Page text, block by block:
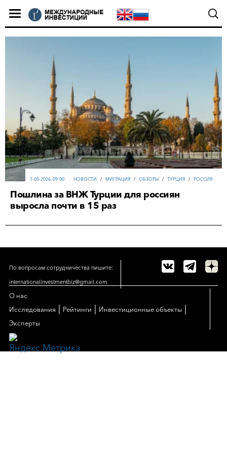
НОВОСТИ / МИГРАЦИЯ / ОБЗОРЫ / ТУРЦИЯ / РОССИЯ
1-05-2026, 09:00
Пошлина за ВНЖ Турции для россиян
выросла почти в 15 раз
По вопросам сотрудничества пишите:
internationalinvestmentbiz@gmail.com
О нас
Исследования
Рейтинги Инвестиционные объекты
Эксперты